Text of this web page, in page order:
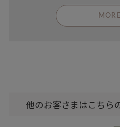
MORE
他のお客さまはこちら